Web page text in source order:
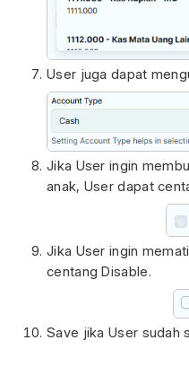
User juga dapat
Jika User ingin
anak, User dapat
Jika User ingin
centang Disable.
Save jika User sudah